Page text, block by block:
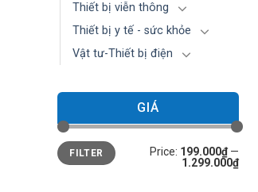
Thiết bị viễn thông
Thiết bị y tế - sức khỏe
Vật tư-Thiết bị điện
GIÁ
Min
price
Max
priceFILTER Price: 199.000₫ —
1.299.000₫